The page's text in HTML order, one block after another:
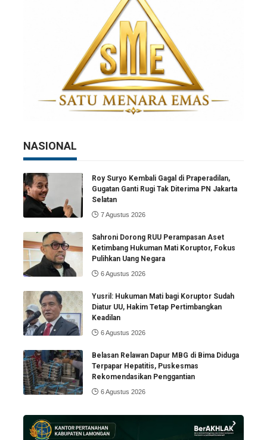
NASIONAL
Roy Suryo Kembali Gagal di Praperadilan,
Gugatan Ganti Rugi Tak Diterima PN Jakarta
Selatan
7 Agustus 2026
Sahroni Dorong RUU Perampasan Aset
Ketimbang Hukuman Mati Koruptor, Fokus
Pulihkan Uang Negara
6 Agustus 2026
Yusril: Hukuman Mati bagi Koruptor Sudah
Diatur UU, Hakim Tetap Pertimbangkan
Keadilan
6 Agustus 2026
Belasan Relawan Dapur MBG di Bima Diduga
Terpapar Hepatitis, Puskesmas
Rekomendasikan Penggantian
6 Agustus 2026